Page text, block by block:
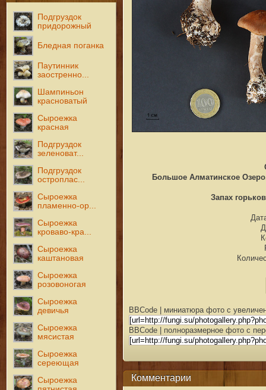
Подгруздок
придорожный
Бледная поганка
Паутинник
заостренно...
Шампиньон
красноватый
Сыроежка
красная
Подгруздок
зеленоват...
Подгруздок
остроплас...
Сыроежка
пламенно-ор...
Сыроежка
кроваво-кра...
Сыроежка
каштановая
Сыроежка
розовоногая
Сыроежка
девичья
Сыроежка
мясистая
Сыроежка
сереющая
Сыроежка
Большое Алматинское
Запах
BBCode | миниатюра фото с
BBCode | полноразмерное фото с
Комментарии